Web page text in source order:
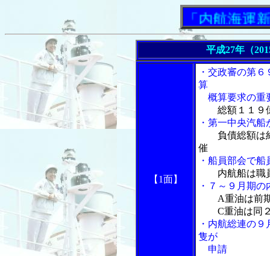
「内航海運新聞」
平成27年（
【1面】
・交政審の第
算
概算要求の重
総額１１９
・第一中央汽
負債総額は
催
・船員部会で
内航船は職
・７～９月期
A重油は前
C重油は同２
・内航総連の
隻が
申請